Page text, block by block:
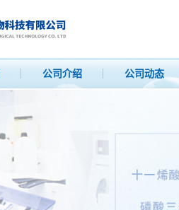
公司介绍 公司动态